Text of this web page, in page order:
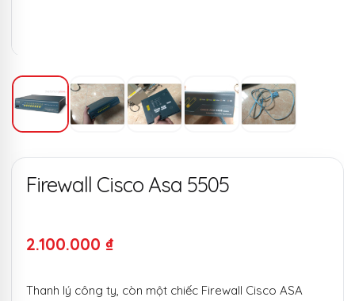
Firewall Cisco Asa 5505
2.100.000 ₫
Thanh lý công ty, còn một chiếc Firewall Cisco ASA